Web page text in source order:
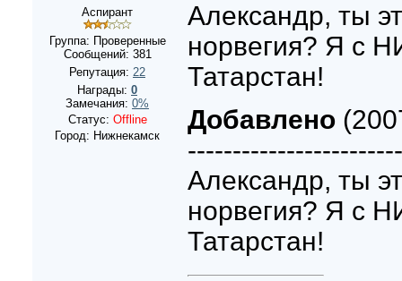
Аспирант
Группа: Проверенные
Сообщений: 381
Репутация: 22
Награды: 0
Замечания: 0%
Статус: Offline
Город: Нижнекамск
Александр, ты
норвегия? Я с
Татарстан!
Добавлено
Александр, ты
норвегия? Я с
Татарстан!